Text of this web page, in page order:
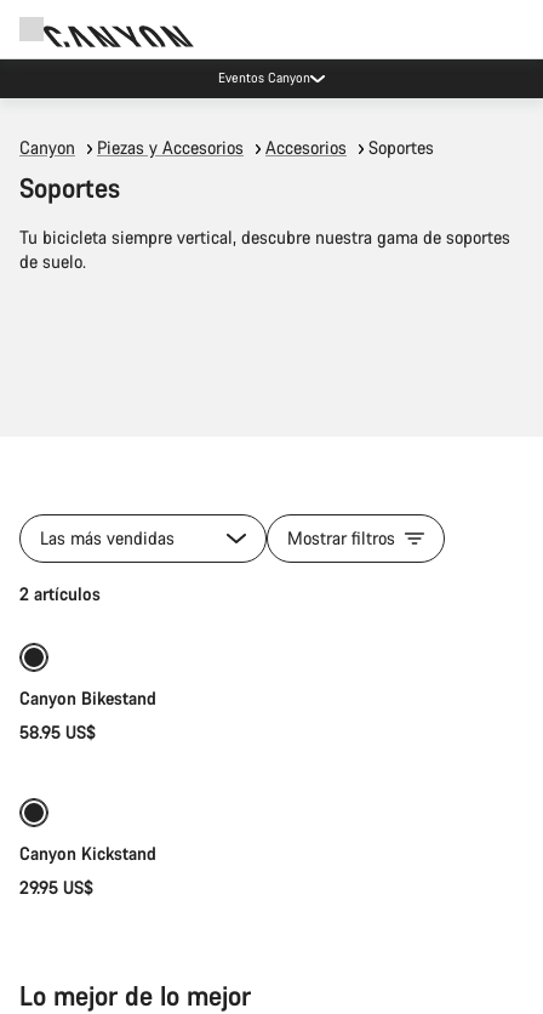
Eventos Canyon
Canyon Piezas y Accesorios Accesorios Soportes
Soportes
Tu bicicleta siempre vertical, descubre nuestra gama de soportes
de suelo.
Las más vendidas Mostrar filtros
2 artículos
Canyon Bikestand
58.95 US$
Canyon Kickstand
29.95 US$
Lo mejor de lo mejor